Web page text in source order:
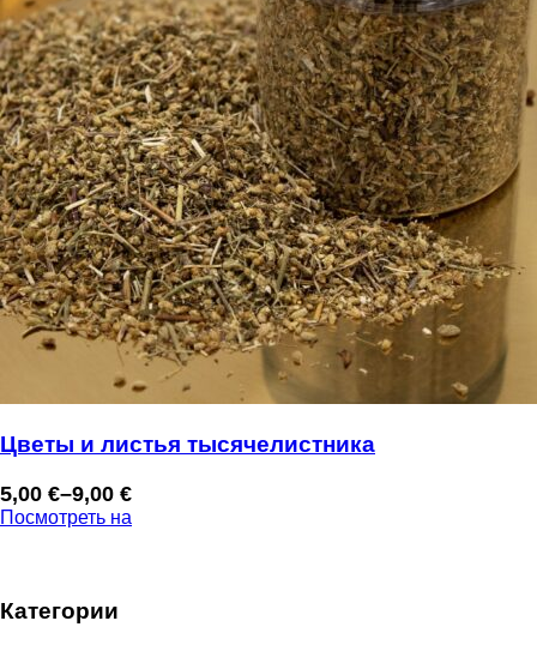
Цветы и листья тысячелистника
5,00 €–9,00 €
Диапазон
цен:
9,00 €
Посмотреть на
Категории